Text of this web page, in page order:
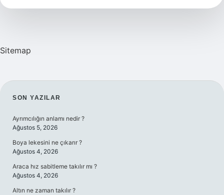
Ödemeli
Sitemap
SIDEBAR
SON YAZILAR
Ayrımcılığın anlamı nedir ?
Ağustos 5, 2026
Boya lekesini ne çıkarır ?
Ağustos 4, 2026
Araca hız sabitleme takılır mı ?
Ağustos 4, 2026
Altın ne zaman takılır ?